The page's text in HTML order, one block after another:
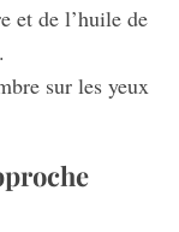
et de l’huile de
sur les yeux